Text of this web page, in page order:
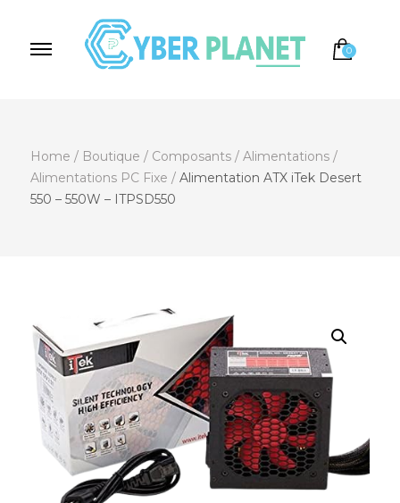
0
Home / Boutique / Composants / Alimentations /
Alimentations PC Fixe / Alimentation ATX iTek Desert
550 – 550W – ITPSD550